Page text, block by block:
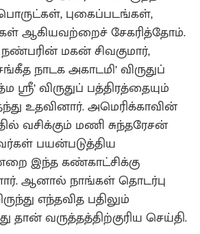
புகைப்படங்கள்,
ஆகியவற்றைச் சேகரித்தோம்.
மகன் சிவகுமார்,
நாடக அகாடமி’ விருதுப்
ஸ்ரீ’ விருதுப் பத்திரத்தையும்
உதவினார். அமெரிக்காவின்
வசிக்கும் மணி சுந்தரேசன்
பயன்படுத்திய
இந்த கண்காட்சிக்கு
ஆனால் நாங்கள் தொடர்பு
எந்தவித பதிலும்
வருத்தத்திற்குரிய செய்தி.